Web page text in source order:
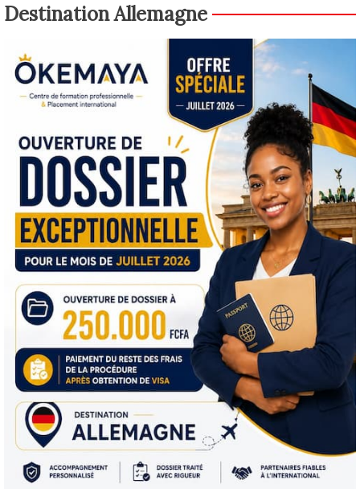
Destination Allemagne